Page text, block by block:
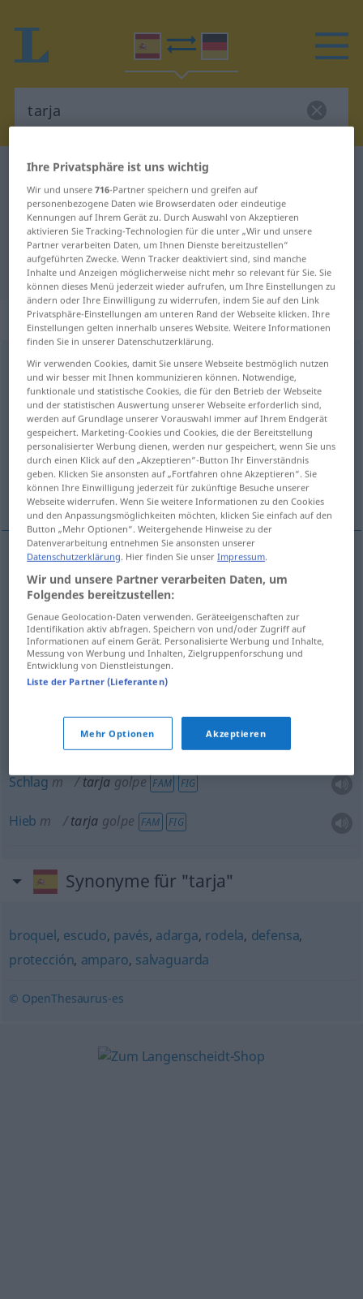
Spanisch-Deutsch Wörterbuch
Spanisch-Deutsch Übersetzung für
"tarja"
"tarja" Deutsch Übersetzung
„tarja“: femenino
tarjaf
Übersicht aller Übersetzungen
(Für mehr Details die Übersetzung anklicken/antippen)
Tartsche Kerbholz, Kerbe
Schlag, Hieb
Tartschef(großer Schild der Ritterzeit)
tarja
escudo
Kerbholzn,-stockm tarja palo con marcas
Schlag m tarja golpe FAM FIG
Hieb m tarja golpe FAM FIG
Synonyme für "tarja"
broquel, escudo, pavés, adarga, rodela, defensa,
protección, amparo, salvaguarda
© OpenThesaurus-es
Ihre Privatsphäre ist uns wichtig
Wir und unsere716-Partner speichern und greifen auf
personenbezogene Daten wie Browserdaten oder eindeutige
Kennungen auf Ihrem Gerät zu. Durch Auswahl von Akzeptieren
aktivieren Sie Tracking-Technologien für die unter „Wir und unsere
Partner verarbeiten Daten, um Ihnen Dienste bereitzustellen“
aufgeführten Zwecke. Wenn Tracker deaktiviert sind, sind manche
Inhalte und Anzeigen möglicherweise nicht mehr so relevant für Sie. Sie
können dieses Menü jederzeit wieder aufrufen, um Ihre Einstellungen zu
ändern oder Ihre Einwilligung zu widerrufen, indem Sie auf den Link
Privatsphäre-Einstellungen am unteren Rand der Webseite klicken. Ihre
Einstellungen gelten innerhalb unseres Website. Weitere Informationen
finden Sie in unserer Datenschutzerklärung.
Wir verwenden Cookies, damit Sie unsere Webseite bestmöglich nutzen
und wir besser mit Ihnen kommunizieren können. Notwendige,
funktionale und statistische Cookies, die für den Betrieb der Webseite
und der statistischen Auswertung unserer Webseite erforderlich sind,
werden auf Grundlage unserer Vorauswahl immer auf Ihrem Endgerät
gespeichert. Marketing-Cookies und Cookies, die der Bereitstellung
personalisierter Werbung dienen, werden nur gespeichert, wenn Sie uns
durch einen Klick auf den „Akzeptieren“-Button Ihr Einverständnis
geben. Klicken Sie ansonsten auf „Fortfahren ohne Akzeptieren“. Sie
können Ihre Einwilligung jederzeit für zukünftige Besuche unserer
Webseite widerrufen. Wenn Sie weitere Informationen zu den Cookies
und den Anpassungsmöglichkeiten möchten, klicken Sie einfach auf den
Button „Mehr Optionen“. Weitergehende Hinweise zu der
Datenverarbeitung entnehmen Sie ansonsten unserer
Datenschutzerklärung. Hier finden Sie unserImpressum.
Wir und unsere Partner verarbeiten Daten, um
Folgendes bereitzustellen:
Genaue Geolocation-Daten verwenden. Geräteeigenschaften zur
Identifikation aktiv abfragen. Speichern von und/oder Zugriff auf
Informationen auf einem Gerät. Personalisierte Werbung und Inhalte,
Messung von Werbung und Inhalten, Zielgruppenforschung und
Entwicklung von Dienstleistungen.
Liste der Partner (Lieferanten)
Mehr Optionen Akzeptieren